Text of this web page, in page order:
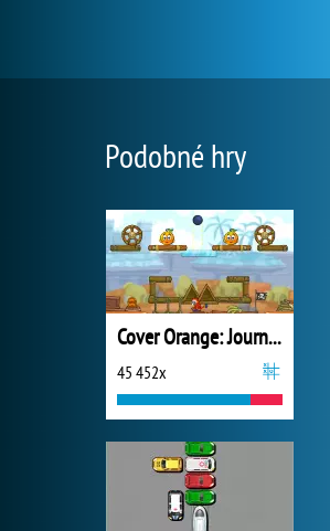
Podobné hry
Cover Orange: Journey Pirates
45 452x